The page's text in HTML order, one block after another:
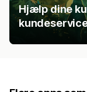
Hjælp dine